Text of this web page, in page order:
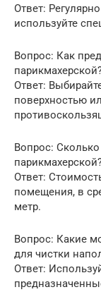
Ответ:
используйте
Вопрос: Как
Ответ:
поверхностью
Вопрос:
Ответ:
помещения, в
метр.
Вопрос: Какие
для чистки
Ответ: